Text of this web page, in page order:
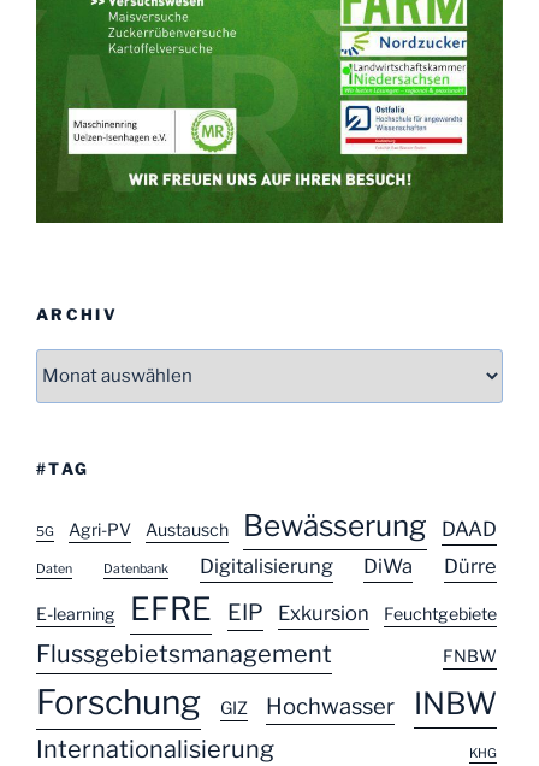
ARCHIV
Archiv
#TAG
5G Agri-PV Austausch Bewässerung DAAD
Daten Datenbank Digitalisierung DiWa Dürre
E-learning EFRE EIP Exkursion Feuchtgebiete
Flussgebietsmanagement FNBW
Forschung GIZ Hochwasser INBW
Internationalisierung KHG